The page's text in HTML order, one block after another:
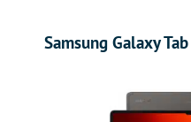
Samsung Galaxy